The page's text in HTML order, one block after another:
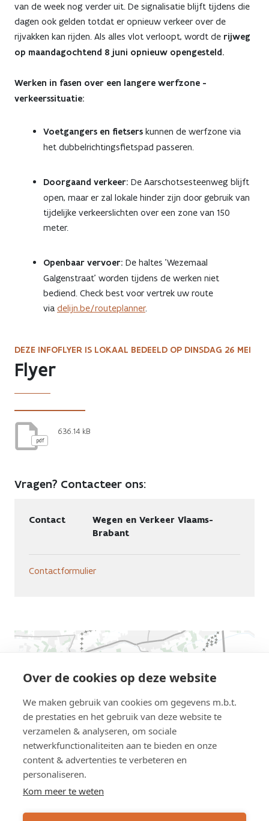
Over de cookies op deze website
We maken gebruik van cookies om gegevens m.b.t.
de prestaties en het gebruik van deze website te
verzamelen & analyseren, om sociale
netwerkfunctionaliteiten aan te bieden en onze
content & advertenties te verbeteren en
personaliseren.
Kom meer te weten
van de week nog verder uit. De signalisatie blijft tijdens die
dagen ook gelden totdat er opnieuw verkeer over de
rijvakken kan rijden. Als alles vlot verloopt, wordt de rijweg
op maandagochtend 8 juni opnieuw opengesteld.
Werken in fasen over een langere werfzone -
verkeerssituatie:
Voetgangers en fietsers kunnen de werfzone via
het dubbelrichtingsfietspad passeren.
Doorgaand verkeer: De Aarschotsesteenweg blijft
open, maar er zal lokale hinder zijn door gebruik van
tijdelijke verkeerslichten over een zone van 150
meter.
Openbaar vervoer: De haltes 'Wezemaal
Galgenstraat' worden tijdens de werken niet
bediend. Check best voor vertrek uw route
via delijn.be/routeplanner.
DEZE INFOFLYER IS LOKAAL BEDEELD OP DINSDAG 26 MEI
Flyer
pdf
636.14 kB
Vragen? Contacteer ons:
Contact
Wegen en Verkeer Vlaams-
Brabant
Contactformulier
AWV
map
displaying
location
this
road
work